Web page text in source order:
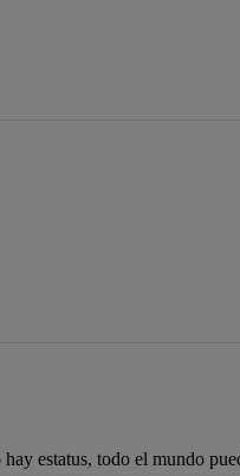
estatus, todo el mundo